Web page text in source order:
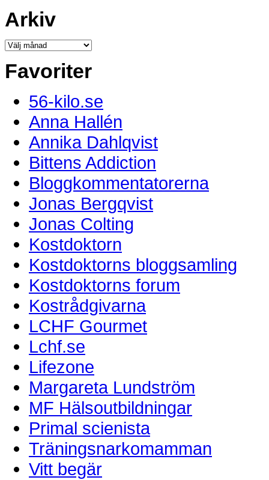
Arkiv
Favoriter
56-kilo.se
Anna Hallén
Annika Dahlqvist
Bittens Addiction
Bloggkommentatorerna
Jonas Bergqvist
Jonas Colting
Kostdoktorn
Kostdoktorns bloggsamling
Kostdoktorns forum
Kostrådgivarna
LCHF Gourmet
Lchf.se
Lifezone
Margareta Lundström
MF Hälsoutbildningar
Primal scienista
Träningsnarkomamman
Vitt begär